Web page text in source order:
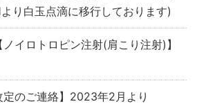
り白玉点滴に移行しております)
イロトロピン注射(肩こり注射)】
定のご連絡】2023年2月より